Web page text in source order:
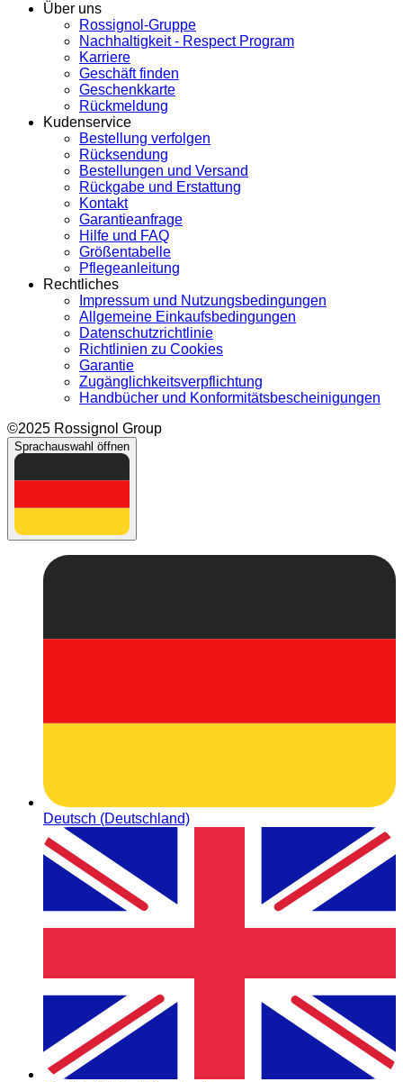
Über uns
Rossignol-Gruppe
Nachhaltigkeit - Respect Program
Karriere
Geschäft finden
Geschenkkarte
Rückmeldung
Kudenservice
Bestellung verfolgen
Rücksendung
Bestellungen und Versand
Rückgabe und Erstattung
Kontakt
Garantieanfrage
Hilfe und FAQ
Größentabelle
Pflegeanleitung
Rechtliches
Impressum und Nutzungsbedingungen
Allgemeine Einkaufsbedingungen
Datenschutzrichtlinie
Richtlinien zu Cookies
Garantie
Zugänglichkeitsverpflichtung
Handbücher und Konformitätsbescheinigungen
©2025 Rossignol Group
Sprachauswahl öffnen
Deutsch (Deutschland)